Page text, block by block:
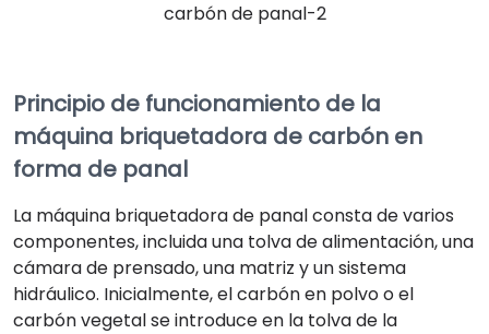
carbón de panal-2
Principio de funcionamiento de la
máquina briquetadora de carbón en
forma de panal
La máquina briquetadora de panal consta de varios
componentes, incluida una tolva de alimentación, una
cámara de prensado, una matriz y un sistema
hidráulico. Inicialmente, el carbón en polvo o el
carbón vegetal se introduce en la tolva de la